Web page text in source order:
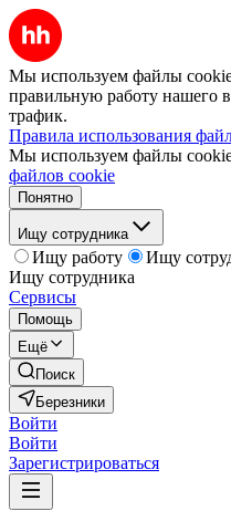
Мы используем файлы
правильную работу нашего
трафик.
Правила использования
Мы используем файлы
файлов cookie
Понятно
Ищу сотрудника
Ищу работу
Ищу
Ищу сотрудника
Сервисы
Помощь
Ещё
Поиск
Березники
Войти
Войти
Зарегистрироваться